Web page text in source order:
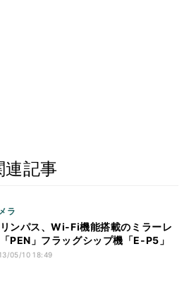
記事
ラ
ンパス、Wi-Fi機能搭載のミラーレ
PEN」フラッグシップ機「E-P5」
05/10 18:49